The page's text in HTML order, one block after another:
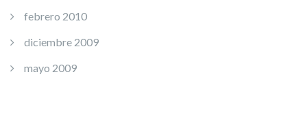
febrero 2010
diciembre 2009
mayo 2009